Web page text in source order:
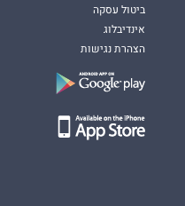
ביטול עסקה
אינדיבלוג
הצהרת נגישות